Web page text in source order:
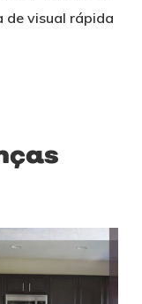
de visual rápida